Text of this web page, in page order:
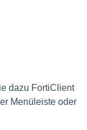
dazu FortiClient
Menüleiste oder